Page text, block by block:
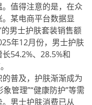
值得注意的是，在众
某电商平台数据显
男士护肤套装销售额
年12月份，男士护肤
54.2%、28.5%和
普及，护肤渐渐成为
管理”“健康防护”等需
男士护肤消费已从